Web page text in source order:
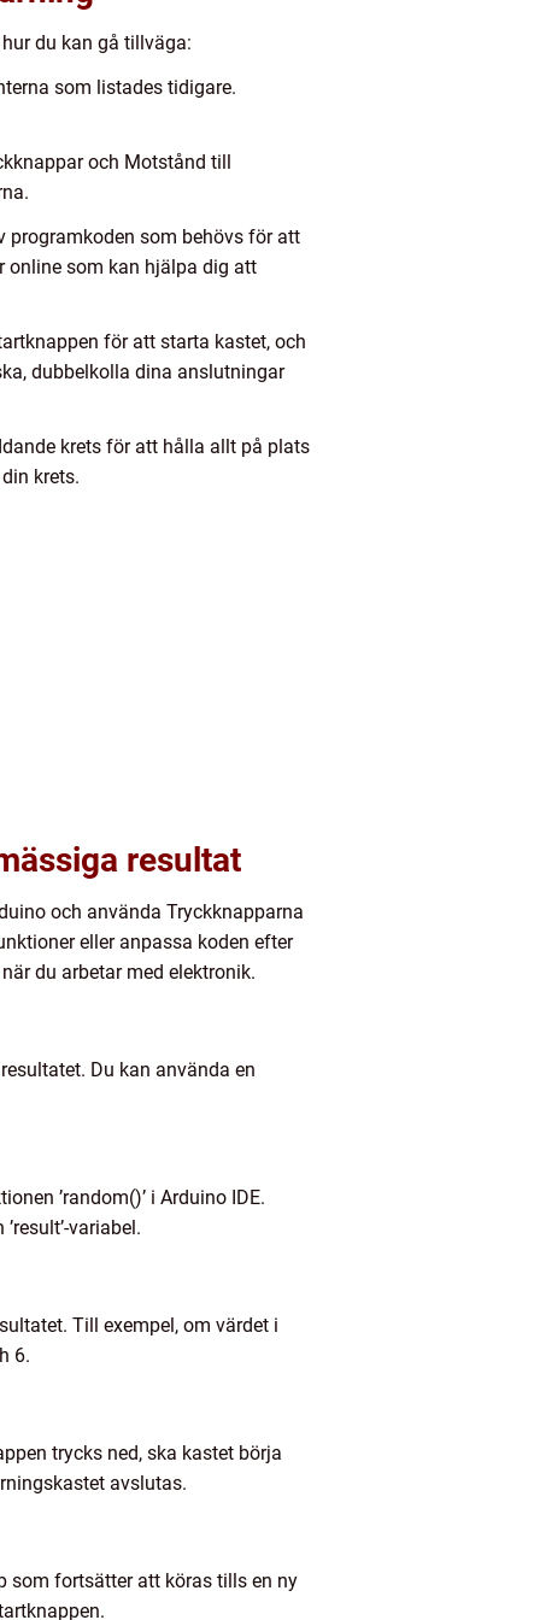
du kan gå tillväga:
som listades tidigare.
och Motstånd till
programkoden som behövs för att
online som kan hjälpa dig att
för att starta kastet, och
dubbelkolla dina anslutningar
krets för att hålla allt på plats
krets.
resultat
och använda Tryckknapparna
eller anpassa koden efter
du arbetar med elektronik.
Du kan använda en
’random()’ i Arduino IDE.
variabel.
Till exempel, om värdet i
6.
trycks ned, ska kastet börja
avslutas.
som fortsätter att köras tills en ny